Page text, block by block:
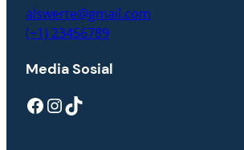
alswerte@gmail.com
(+1) 23456789
Media Sosial
Facebook InstagramTikTok